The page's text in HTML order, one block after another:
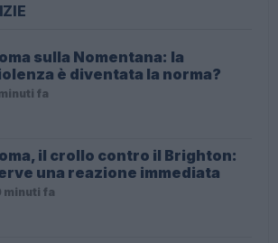
sulla Nomentana: la
è diventata la norma?
fa
il crollo contro il Brighton:
una reazione immediata
minuti fa